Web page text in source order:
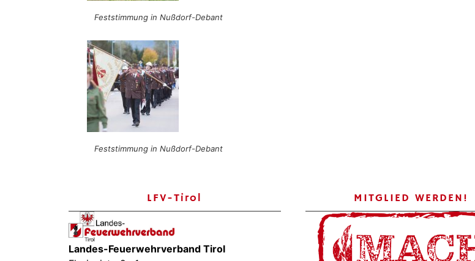
Feststimmung in Nußdorf-Debant
Feststimmung in Nußdorf-Debant
LFV-Tirol
Landes-Feuerwehrverband Tirol
MITGLIED WERDEN!